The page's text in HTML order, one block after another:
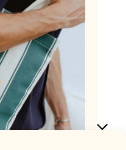
par deux